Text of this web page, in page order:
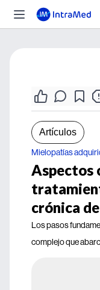
Artículos
Mielopatías
Aspectos
crónica
Los pasos
complejo que